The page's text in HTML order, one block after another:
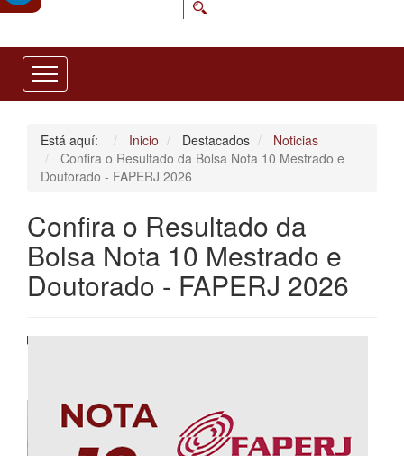
Está aquí: Inicio Destacados
Noticias
Confira o Resultado da Bolsa Nota 10 Mestrado e
Doutorado - FAPERJ 2026
Confira o Resultado da
Bolsa Nota 10 Mestrado e
Doutorado - FAPERJ 2026